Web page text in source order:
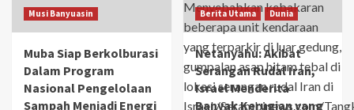
Musi Banyuasin
Muba Siap Berkolburasi
Dalam Program
Nasional Pengelolaan
Sampah Menjadi Energi
Berita Utama Dunia
Netanyahu: Akibat
Serangan Rudal Iran,
Israel Menderita
Banyak Kerugian yang